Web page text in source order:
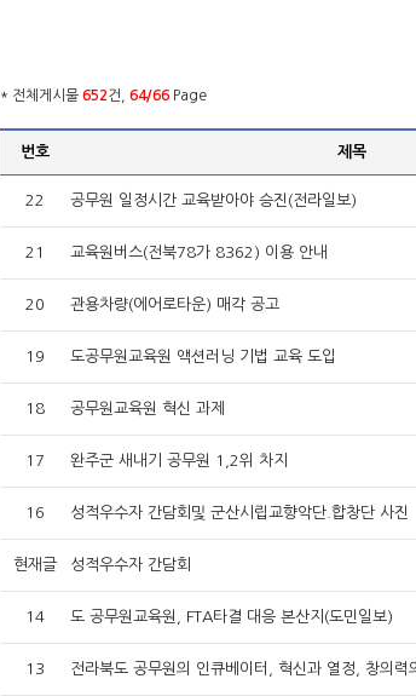
* 전체게시물 652건, 64/66 Page
번호 제목
22 공무원 일정시간 교육받아야 승진(전라일보)
21 교육원버스(전북78가 8362) 이용 안내
20 관용차량(에어로타운) 매각 공고
19 도공무원교육원 액션러닝 기법 교육 도입
18 공무원교육원 혁신 과제
17 완주군 새내기 공무원 1,2위 차지
16 성적우수자 간담회및 군산시립교향악단.합창단 사진
현재글 성적우수자 간담회
14 도 공무원교육원, FTA타결 대응 본산지(도민일보)
13 전라북도 공무원의 인큐베이터, 혁신과 열정, 창의력